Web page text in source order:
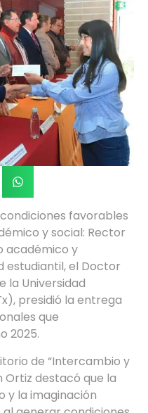
favorables
y social: Rector
académico y
estudiantil, el Doctor
la Universidad
presidió la entrega
que
2025.
de “Intercambio y
Ortiz destacó que la
y la imaginación